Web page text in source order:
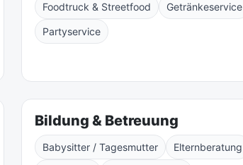
Foodtruck & Streetfood Getränkeservice
Partyservice
Bildung & Betreuung
Babysitter / Tagesmutter Elternberatung